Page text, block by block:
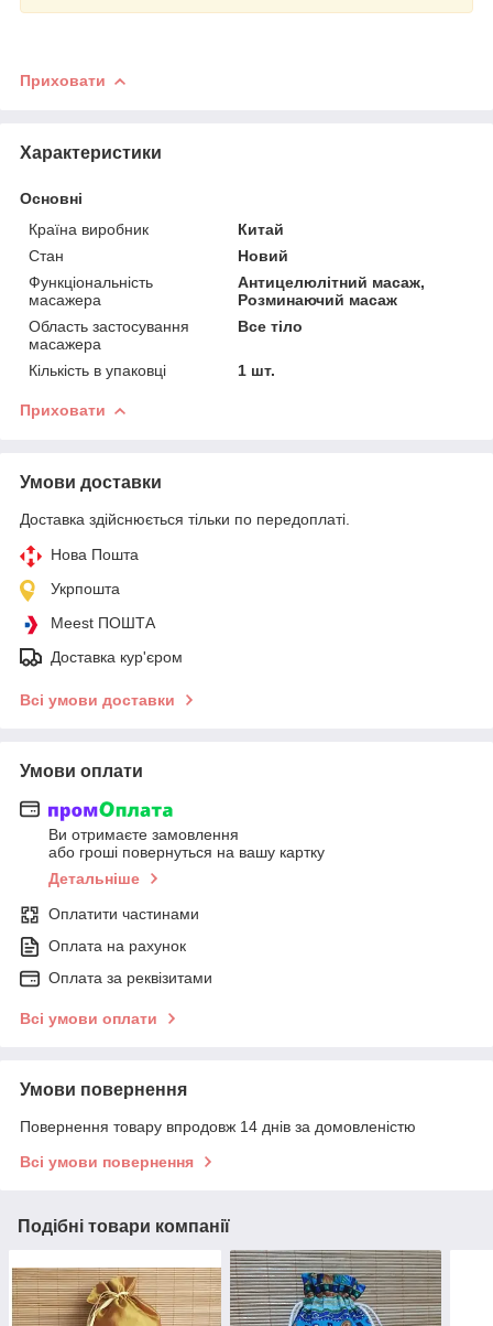
Приховати
Характеристики
Основні
Країна виробник
Китай
Стан
Новий
Функціональність
масажера
Антицелюлітний масаж,
Розминаючий масаж
Область застосування
масажера
Все тіло
Кількість в упаковці 1 шт.
Приховати
Умови доставки
Доставка здійснюється тільки по передоплаті.
Нова Пошта
Укрпошта
Meest ПОШТА
Доставка кур'єром
Всі умови доставки
Умови оплати
Ви отримаєте замовлення
або гроші повернуться на вашу картку
Детальніше
Оплатити частинами
Оплата на рахунок
Оплата за реквізитами
Всі умови оплати
Умови повернення
Повернення товару впродовж 14 днів за домовленістю
Всі умови повернення
Подібні товари компанії